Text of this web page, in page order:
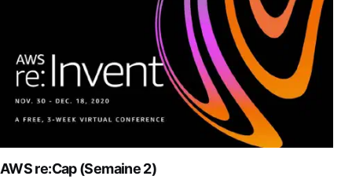
AWS re:Cap (Semaine 2)